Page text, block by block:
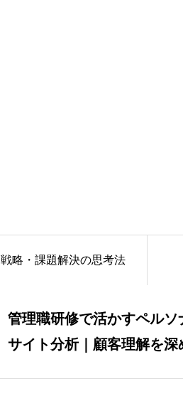
戦略・課題解決の思考法
管理職研修で活かすペルソ
サイト分析｜顧客理解を深